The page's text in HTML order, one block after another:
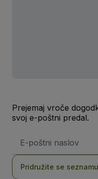
Prejemaj vroče
svoj e-poštni predal.
naslov
Pridružite se seznamu